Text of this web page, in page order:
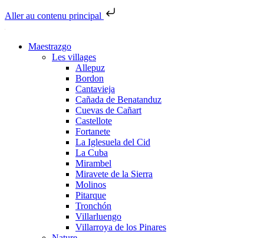
Aller au contenu principal
Maestrazgo
Les villages
Allepuz
Bordon
Cantavieja
Cañada de Benatanduz
Cuevas de Cañart
Castellote
Fortanete
La Iglesuela del Cid
La Cuba
Mirambel
Miravete de la Sierra
Molinos
Pitarque
Tronchón
Villarluengo
Villarroya de los Pinares